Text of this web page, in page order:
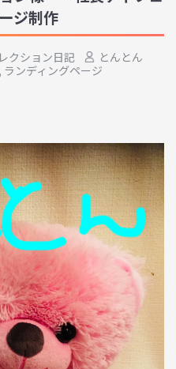
ジ制作
クション日記
とんとん
, ランディングページ